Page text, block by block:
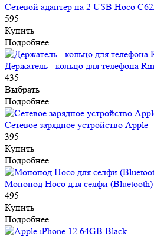
Сетевой адаптер на 2 USB Hoco
595
Купить
Подробнее
Держатель - кольцо для телефона
435
Выбрать
Подробнее
Сетевое зарядное устройство Apple
395
Купить
Подробнее
Монопод Hoco для селфи (Bluetooth)
495
Купить
Подробнее